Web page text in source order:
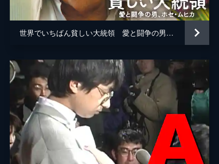
世界でいちばん貧しい大統領 愛と闘争の男、ホセ・ムヒカ